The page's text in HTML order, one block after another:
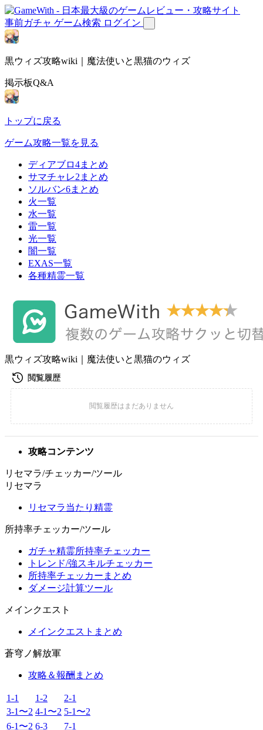
事前ガチャ ゲーム検索 ログイン
黒ウィズ攻略wiki｜魔法使いと黒猫のウィズ
掲示板Q&A
トップに戻る
ゲーム攻略一覧を見る
ディアブロ4まとめ
サマチャレ2まとめ
ソルバン6まとめ
火一覧
水一覧
雷一覧
光一覧
闇一覧
EXAS一覧
各種精霊一覧
黒ウィズ攻略wiki｜魔法使いと黒猫のウィズ
攻略コンテンツ
リセマラ/チェッカー/ツール
リセマラ
リセマラ当たり精霊
所持率チェッカー/ツール
ガチャ精霊所持率チェッカー
トレンド/強スキルチェッカー
所持率チェッカーまとめ
ダメージ計算ツール
メインクエスト
メインクエストまとめ
蒼穹ノ解放軍
攻略＆報酬まとめ
1-1 1-2
2-1
3-1〜2 4-1〜2 5-1〜2
6-1〜2 6-3
7-1